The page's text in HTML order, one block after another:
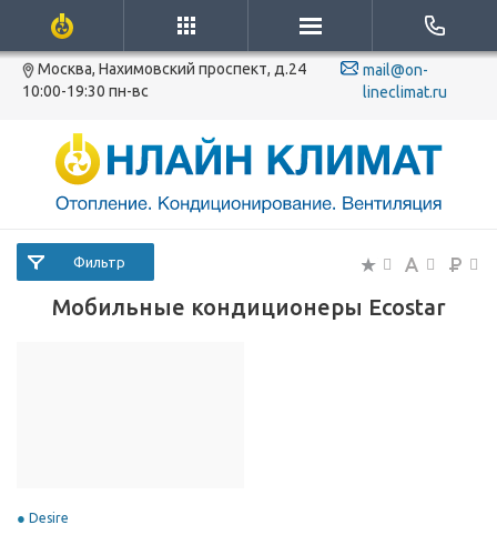
Москва, Нахимовский проспект, д.24
10:00-19:30 пн-вс
mail@on-
lineclimat.ru
Мобильные кондиционеры Ecostar
Desire
Фильтр